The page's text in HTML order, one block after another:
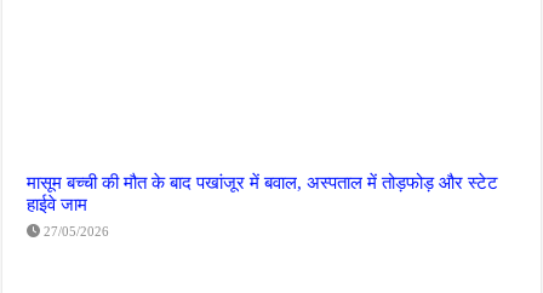
मासूम बच्ची की मौत के बाद पखांजूर में बवाल, अस्पताल में तोड़फोड़ और स्टेट
हाईवे जाम
27/05/2026